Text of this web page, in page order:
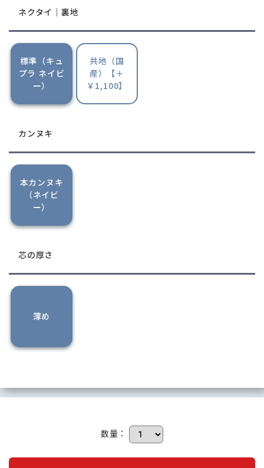
ネクタイ｜裏地
標準（キュ
プラ ネイビ
ー）
共地（国
産）【＋
￥1,100】
カンヌキ
本カンヌキ
（ネイビ
ー）
芯の厚さ
薄め
数量：